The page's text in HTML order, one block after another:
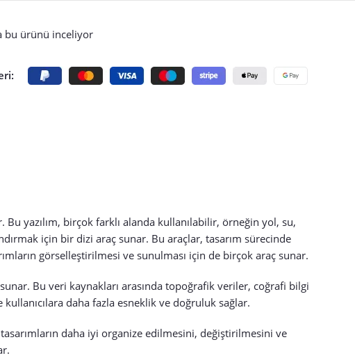
bu ürünü inceliyor
Bu yazılım, birçok farklı alanda kullanılabilir, örneğin yol, su,
için bir dizi araç sunar. Bu araçlar, tasarım sürecinde
görselleştirilmesi ve sunulması için de birçok araç sunar.
Bu veri kaynakları arasında topoğrafik veriler, coğrafi bilgi
daha fazla esneklik ve doğruluk sağlar.
daha iyi organize edilmesini, değiştirilmesini ve